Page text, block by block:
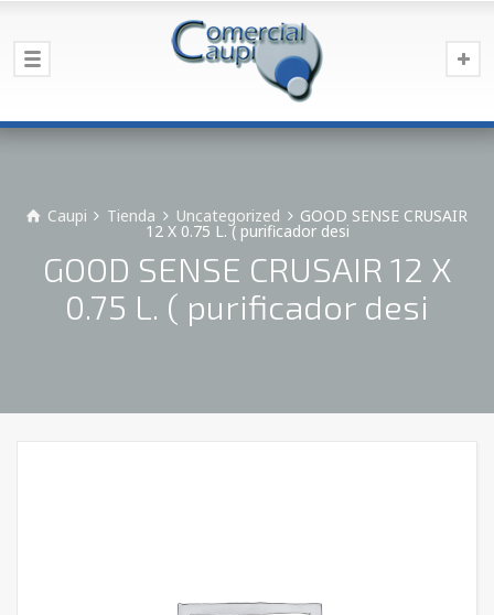
Caupi Tienda Uncategorized GOOD SENSE CRUSAIR
12 X 0.75 L. ( purificador desi
GOOD SENSE CRUSAIR 12 X
0.75 L. ( purificador desi